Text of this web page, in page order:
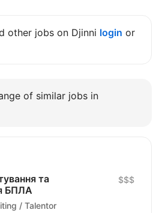
other jobs on Djinni login or
of similar jobs in
та
БПЛА
/ Talentor
$$$